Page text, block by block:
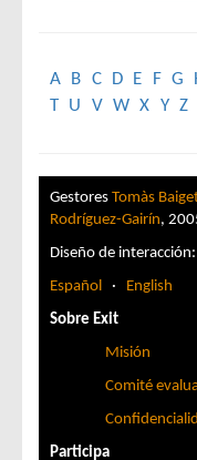
A B C D E F G
T U V W X Y Z
Gestores Tomàs
Rodríguez-Gairín,
Diseño de interacción:
Español · English
Sobre Exit
Misión
Comité
Participa